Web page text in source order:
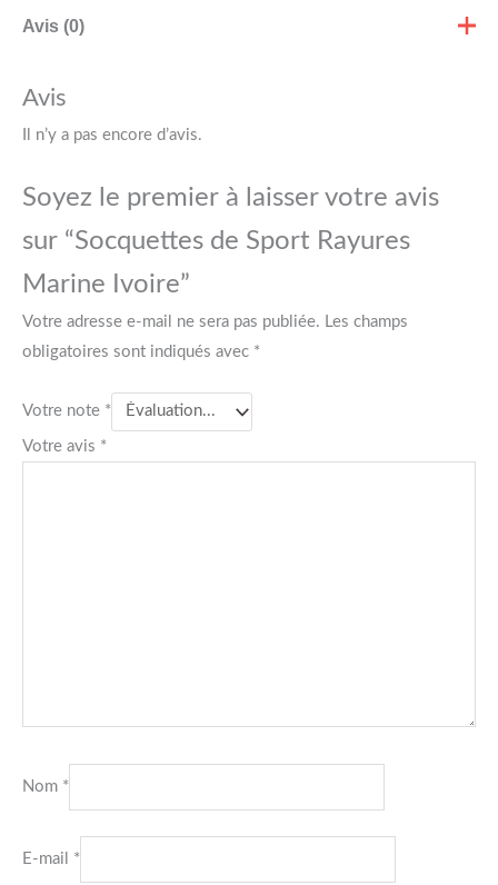
Avis (0)
Avis
Il n’y a pas encore d’avis.
Soyez le premier à laisser votre avis
sur “Socquettes de Sport Rayures
Marine Ivoire”
Votre adresse e-mail ne sera pas publiée. Les champs
obligatoires sont indiqués avec *
Votre note *
Votre avis *
Nom *
E-mail *